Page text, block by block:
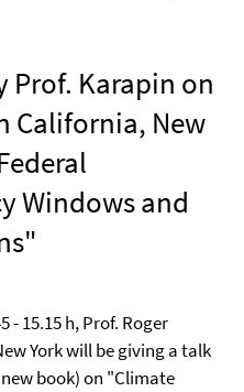
Prof. Karapin on
California, New
Windows and
- 15.15 h, Prof. Roger
York will be giving a talk
book) on "Climate